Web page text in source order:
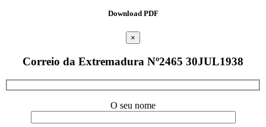
Download PDF
×
Correio da Extremadura Nº2465 30JUL1938
O seu nome